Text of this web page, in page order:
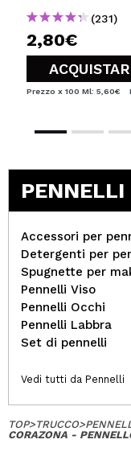
(231)
2,80€
Prezzo x 100 Ml: 5,60€
PENNELLI
Accessori per
Detergenti per
Spugnette per
Pennelli Viso
Pennelli Occhi
Pennelli Labbra
Set di pennelli
Vedi tutti da Pennelli
TOP>TRUCCO>
CORAZONA -